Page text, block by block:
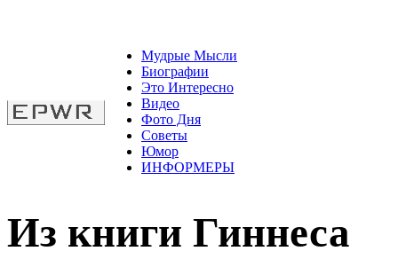
Мудрые Мысли
Биографии
Это Интересно
Видео
Фото Дня
Советы
Юмор
ИНФОРМЕРЫ
Из книги Гиннеса